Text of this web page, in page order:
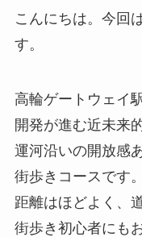
こんにちは。今回
す。
高輪ゲートウェイ
開発が進む近未来
運河沿いの開放感
街歩きコースです。
距離はほどよく、
街歩き初心者にも